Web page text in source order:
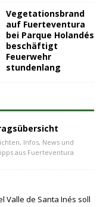
Vegetationsbrand
auf Fuerteventura
bei Parque Holandés
beschäftigt
Feuerwehr
stundenlang
Infos, News und
aus Fuerteventura
Valle de Santa Inés soll